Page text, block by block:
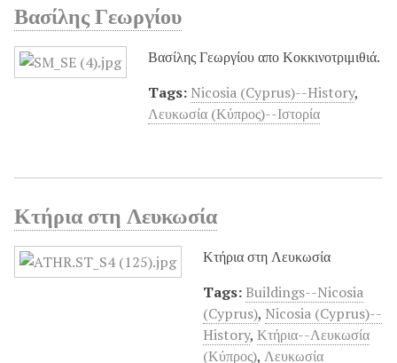
Βασίλης Γεωργίου
Βασίλης Γεωργίου απο Κοκκινοτριμιθιά.
Tags: Nicosia (Cyprus)--History,
Λευκωσία (Κύπρος)--Ιστορία
Κτήρια στη Λευκωσία
Κτήρια στη Λευκωσία
Tags: Buildings--Nicosia
(Cyprus), Nicosia (Cyprus)--
History, Κτήρια--Λευκωσία
(Κύπρος), Λευκωσία